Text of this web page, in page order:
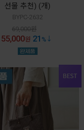
선물 추천) (개)
BYPC-2632
69,000원
55,000원 21 %